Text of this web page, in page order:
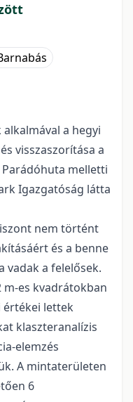
a hegyi
visszaszorítása a
melletti
Igazgatóság látta
nem történt
és a benne
vadak a felelősek.
m-es kvadrátokban
értékei lettek
klaszteranalízis
elemzés
A mintaterületen
6